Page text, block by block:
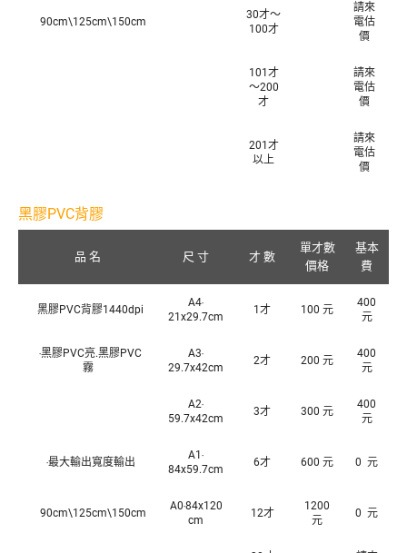
90cm\125cm\150cm
30才～
100才
請來
電估
價
101才
～200
才
請來
電估
價
201才
以上
請來
電估
價
黑膠PVC背膠
品 名 尺 寸 才 數
單才數
價格
基本
費
黑膠PVC背膠1440dpi
A4‧
21x29.7cm
1才 100 元
400
元
‧黑膠PVC亮.黑膠PVC
霧
A3‧
29.7x42cm
2才 200 元
400
元
A2‧
59.7x42cm
3才 300 元
400
元
‧最大輸出寬度輸出
A1‧
84x59.7cm
6才 600 元 0 元
90cm\125cm\150cm
A0‧84x120
cm
12才
1200
元
0 元